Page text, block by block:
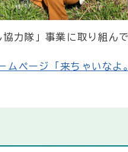
力隊」事業に取り組ん
ムページ「来ちゃいな